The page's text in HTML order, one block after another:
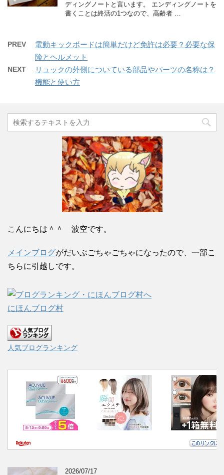
ディングノートと言います。 エンディングノートを
書くことは終活の1つなので、高齢者 …
PREV
電動キックボードは簡単だけど免許は必要？必要な保
険とヘルメット
NEXT
リュックの外側についている部品やパーツの名称は？
機能と使い方
こんにちは＾＾ 波空です。
メインブログがだいぶごちゃごちゃになったので、一部こ
ちらに引越しです。
にほんブログ村
人気ブログランキング
2026/07/17